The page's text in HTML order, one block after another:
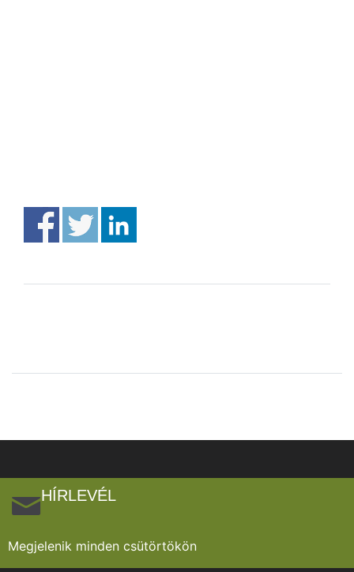
HÍRLEVÉL
Megjelenik minden csütörtökön